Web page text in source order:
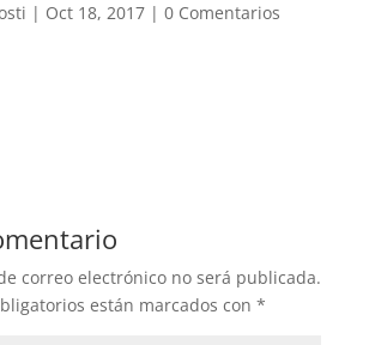
| Oct 18, 2017| 0 Comentarios
correo electrónico no será publicada.
están marcados con *